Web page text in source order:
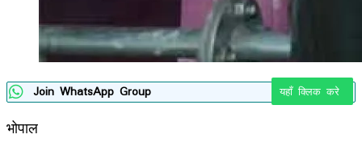
Join WhatsApp Group यहाँ क्लिक करे
भोपाल